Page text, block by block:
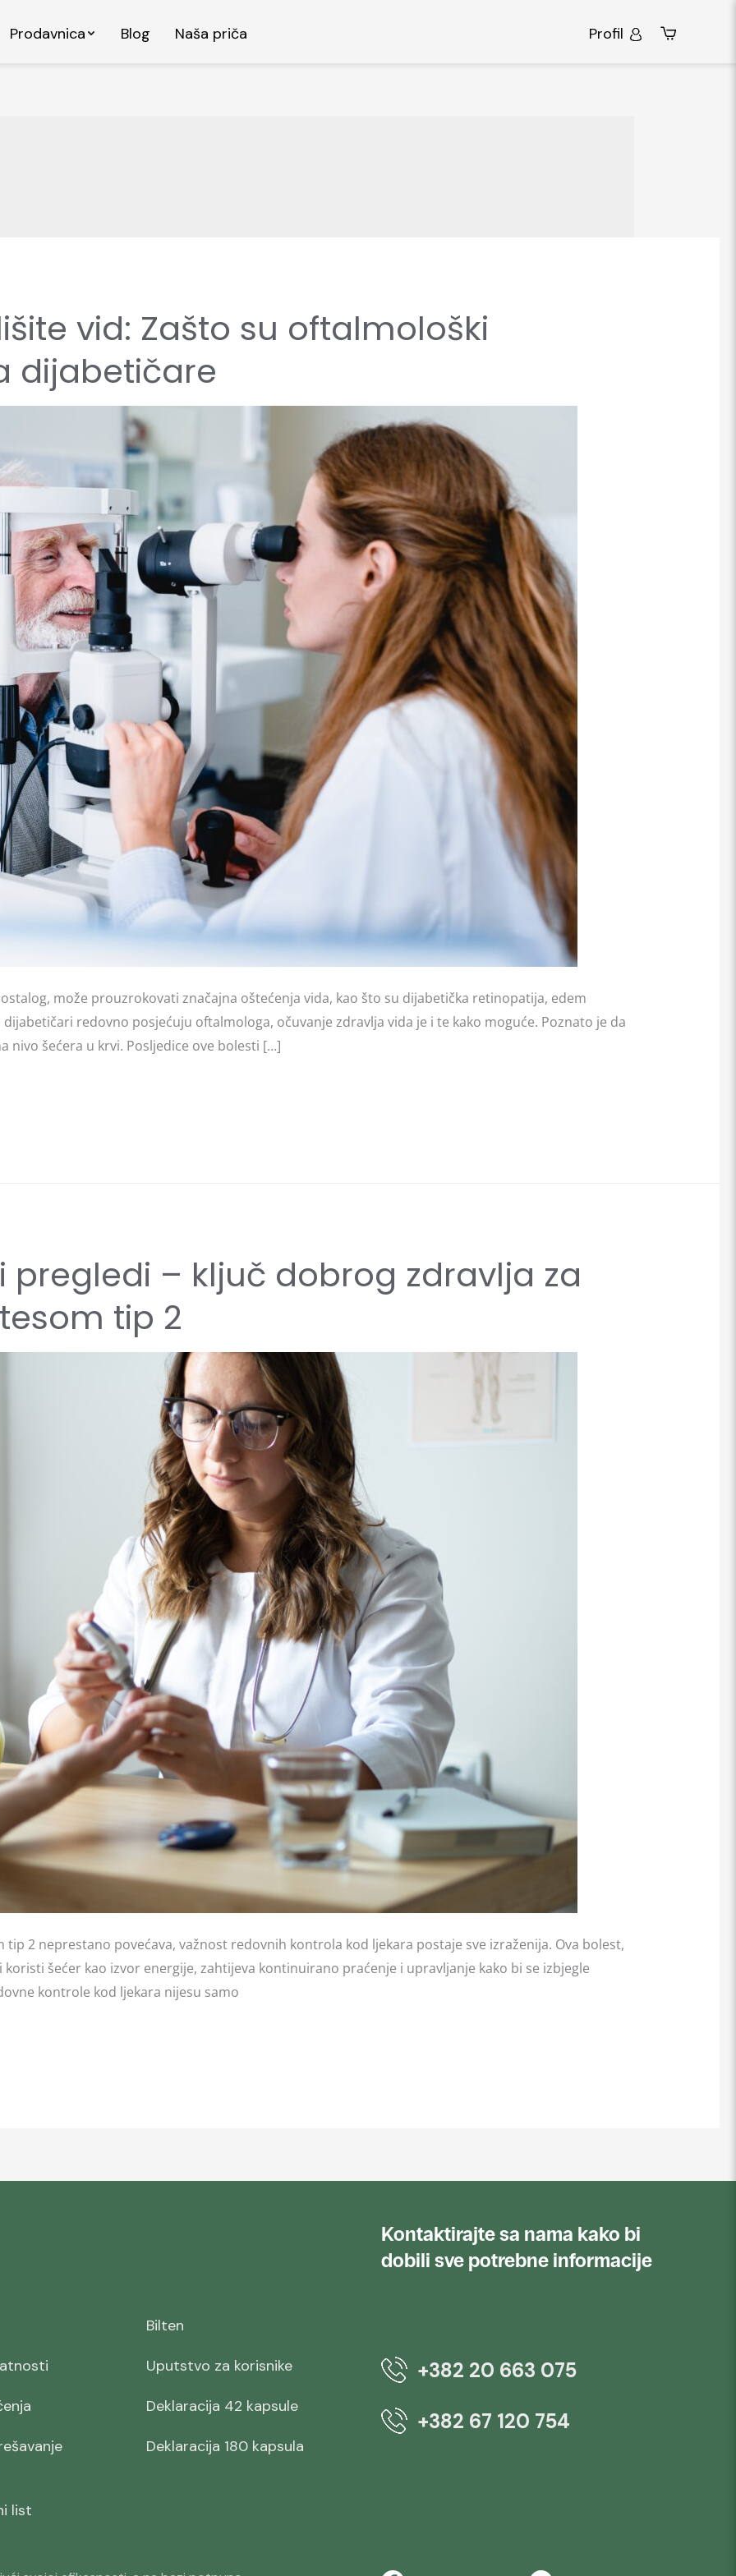
Prodavnica Blog Naša priča Profil
vid: Zašto su oftalmološki
dijabetičare
može prouzrokovati značajna oštećenja vida, kao što su dijabetička retinopatija, edem
redovno posjećuju oftalmologa, očuvanje zdravlja vida je i te kako moguće. Poznato je da
nivo šećera u krvi. Posljedice ove bolesti […]
pregledi – ključ dobrog zdravlja za
tip 2
2 neprestano povećava, važnost redovnih kontrola kod ljekara postaje sve izraženija. Ova bolest,
šećer kao izvor energije, zahtijeva kontinuirano praćenje i upravljanje kako bi se izbjegle
kontrole kod ljekara nijesu samo
list
Bilten
Uputstvo za korisnike
Deklaracija 42 kapsule
Deklaracija 180 kapsula
Kontaktirajte sa nama kako bi
dobili sve potrebne informacije
+382 20 663 075
+382 67 120 754